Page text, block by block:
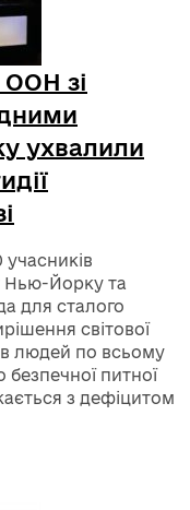
зі
ухвалили
Нью-Йорку та
для сталого
світової
людей по всьому
питної
з дефіцитом